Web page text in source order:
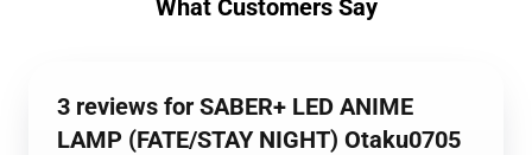
What Customers Say
3 reviews for SABER+ LED ANIME
LAMP (FATE/STAY NIGHT) Otaku0705